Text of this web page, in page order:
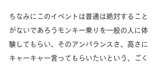
ちなみにこのイベントは普通は絶対すること
がないであろうモンキー乗りを一般の人に体
験してもらい、そのアンバランスさ、高さに
キャーキャー言ってもらいたいという、ごく